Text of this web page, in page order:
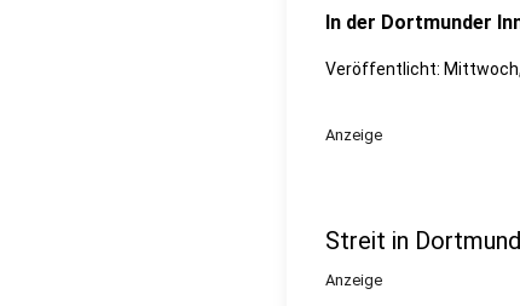
In der Dortmunder
Veröffentlicht:
Anzeige
Streit in
Anzeige